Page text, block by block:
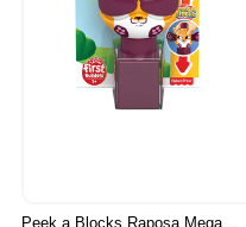
Peek a Blocks Raposa Mega